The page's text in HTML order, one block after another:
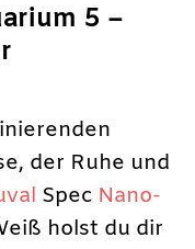
5 –
der Ruhe und
Spec Nano-
holst du dir